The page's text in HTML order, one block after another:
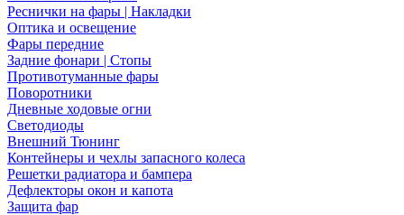
Реснички на фары | Накладки
Оптика и освещение
Фары передние
Задние фонари | Стопы
Противотуманные фары
Поворотники
Дневные ходовые огни
Светодиоды
Внешний Тюнинг
Контейнеры и чехлы запасного колеса
Решетки радиатора и бампера
Дефлекторы окон и капота
Защита фар